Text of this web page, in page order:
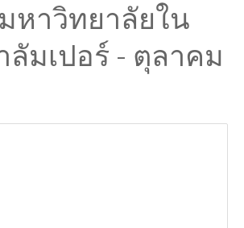
หาวิทยาลัยใน
ลัมเปอร์ - ตุลาคม